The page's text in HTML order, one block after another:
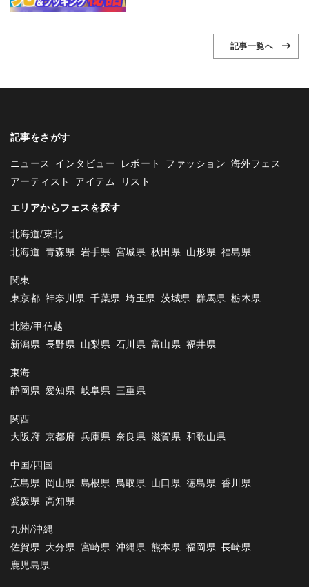
記事一覧へ
記事をさがす
ニュース インタビュー レポート ファッション 海外フェス
アーティスト アイテム
リスト
エリアからフェスを探す
北海道/東北
北海道 青森県 岩手県 宮城県 秋田県 山形県 福島県
関東
東京都 神奈川県 千葉県 埼玉県 茨城県 群馬県 栃木県
北陸/甲信越
新潟県 長野県 山梨県 石川県 富山県 福井県
東海
静岡県 愛知県 岐阜県 三重県
関西
大阪府 京都府 兵庫県 奈良県 滋賀県 和歌山県
中国/四国
広島県 岡山県 島根県 鳥取県 山口県 徳島県 香川県
愛媛県 高知県
九州/沖縄
佐賀県 大分県 宮崎県 沖縄県 熊本県 福岡県 長崎県
鹿児島県